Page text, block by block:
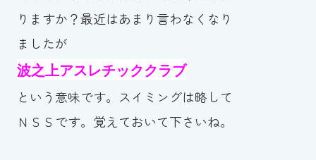
りますか？最近はあまり言わなくなり
ましたが
波之上アスレチッククラブ
という意味です。スイミングは略して
ＮＳＳです。覚えておいて下さいね。